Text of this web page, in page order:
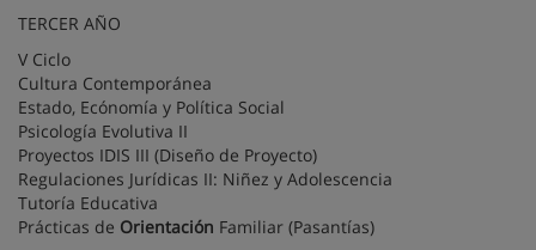
TERCER AÑO
V Ciclo
Cultura Contemporánea
Estado, Ecónomía y Política Social
Psicología Evolutiva II
Proyectos IDIS III (Diseño de Proyecto)
Regulaciones Jurídicas II: Niñez y Adolescencia
Tutoría Educativa
Prácticas de Orientación Familiar (Pasantías)